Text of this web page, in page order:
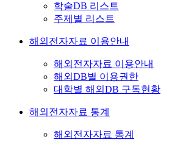
학술DB 리스트
주제별 리스트
해외전자자료 이용안내
해외전자자료 이용안내
해외DB별 이용권한
대학별 해외DB 구독현황
해외전자자료 통계
해외전자자료 통계